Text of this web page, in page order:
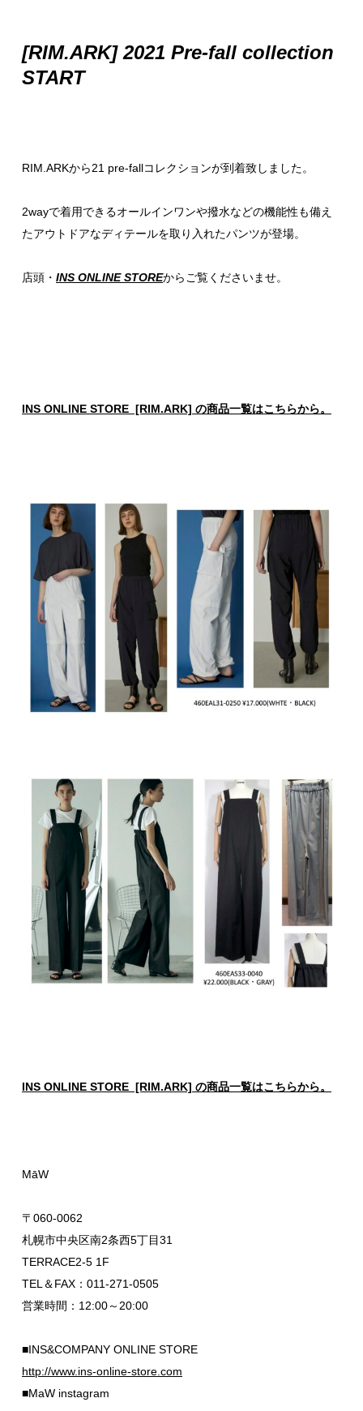
[RIM.ARK] 2021 Pre-fall collection
START
RIM.ARKから21 pre-fallコレクションが到着致しました。
2wayで着用できるオールインワンや撥水などの機能性も備え
たアウトドアなディテールを取り入れたパンツが登場。
店頭・ INS ONLINE STOREからご覧くださいませ。
INS ONLINE STORE [RIM.ARK] の商品一覧はこちらから。
INS ONLINE STORE [RIM.ARK] の商品一覧はこちらから。
MāW
〒060-0062
札幌市中央区南2条西5丁目31
TERRACE2-5 1F
TEL＆FAX：011-271-0505
営業時間：12:00～20:00
■INS&COMPANY ONLINE STORE
http://www.ins-online-store.com
■MaW instagram